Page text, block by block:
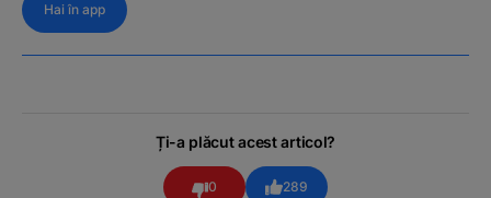
Hai în app
Ți-a plăcut acest articol?
0 289